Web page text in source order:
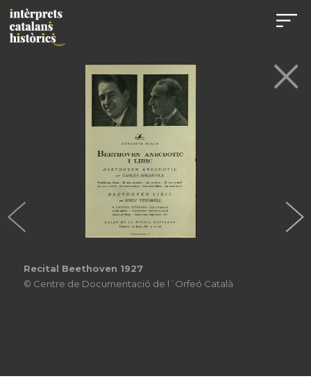
Recital Beethoven 1927
© Centre de Documentació de l´Orfeó Català